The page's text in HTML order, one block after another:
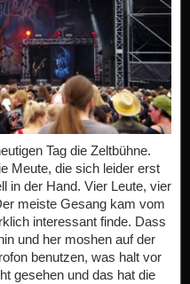
Tag die Zeltbühne.
Meute, die sich leider erst
in der Hand. Vier Leute, vier
meiste Gesang kam vom
interessant finde. Dass
und her moshen auf der
benutzen, was halt vor
gesehen und das hat die